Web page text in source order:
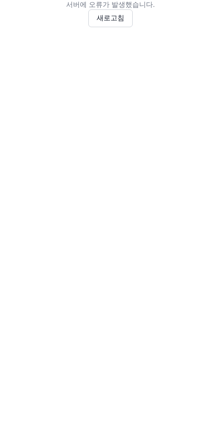
서버에 오류가 발생했습니다.
새로고침